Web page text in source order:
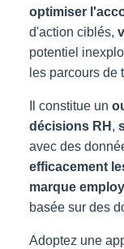
optimiser
d'action ciblés,
potentiel
les parcours de
Il constitue un
décisions RH ,
avec des
efficacement
marque
basée sur des
Adoptez une